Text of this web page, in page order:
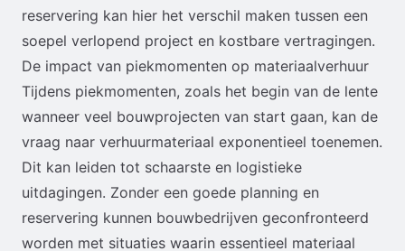
reservering kan hier het verschil maken tussen een
soepel verlopend project en kostbare vertragingen.
De impact van piekmomenten op materiaalverhuur
Tijdens piekmomenten, zoals het begin van de lente
wanneer veel bouwprojecten van start gaan, kan de
vraag naar verhuurmateriaal exponentieel toenemen.
Dit kan leiden tot schaarste en logistieke
uitdagingen. Zonder een goede planning en
reservering kunnen bouwbedrijven geconfronteerd
worden met situaties waarin essentieel materiaal